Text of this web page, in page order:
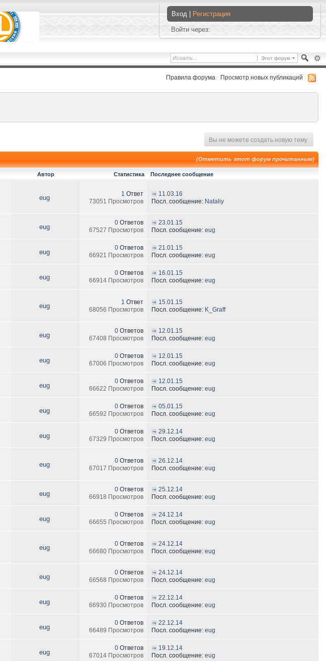
Вход | Регистрация
Войти через:
Этот форум
Правила форума Просмотр новых публикаций
Вы не можете создать новую тему
(Отметить этот форум прочитанным)
Автор Статистика Последнее сообщение
eug 1 Ответ
73051 Просмотров
11.03.16
Посл. сообщение: Nataliy
eug
0 Ответов
67527 Просмотров
23.01.15
Посл. сообщение: eug
eug
0 Ответов
66921 Просмотров
21.01.15
Посл. сообщение: eug
eug
0 Ответов
66914 Просмотров
16.01.15
Посл. сообщение: eug
eug 1 Ответ
68056 Просмотров
15.01.15
Посл. сообщение: K_Graff
eug
0 Ответов
67408 Просмотров
12.01.15
Посл. сообщение: eug
eug
0 Ответов
67006 Просмотров
12.01.15
Посл. сообщение: eug
eug
0 Ответов
66622 Просмотров
12.01.15
Посл. сообщение: eug
eug
0 Ответов
66592 Просмотров
05.01.15
Посл. сообщение: eug
eug
0 Ответов
67329 Просмотров
29.12.14
Посл. сообщение: eug
eug 0 Ответов
67017 Просмотров
26.12.14
Посл. сообщение: eug
eug
0 Ответов
66918 Просмотров
25.12.14
Посл. сообщение: eug
eug
0 Ответов
66655 Просмотров
24.12.14
Посл. сообщение: eug
eug 0 Ответов
66680 Просмотров
24.12.14
Посл. сообщение: eug
eug
0 Ответов
66568 Просмотров
24.12.14
Посл. сообщение: eug
eug
0 Ответов
66930 Просмотров
22.12.14
Посл. сообщение: eug
eug
0 Ответов
66489 Просмотров
22.12.14
Посл. сообщение: eug
eug
0 Ответов
67014 Просмотров
19.12.14
Посл. сообщение: eug